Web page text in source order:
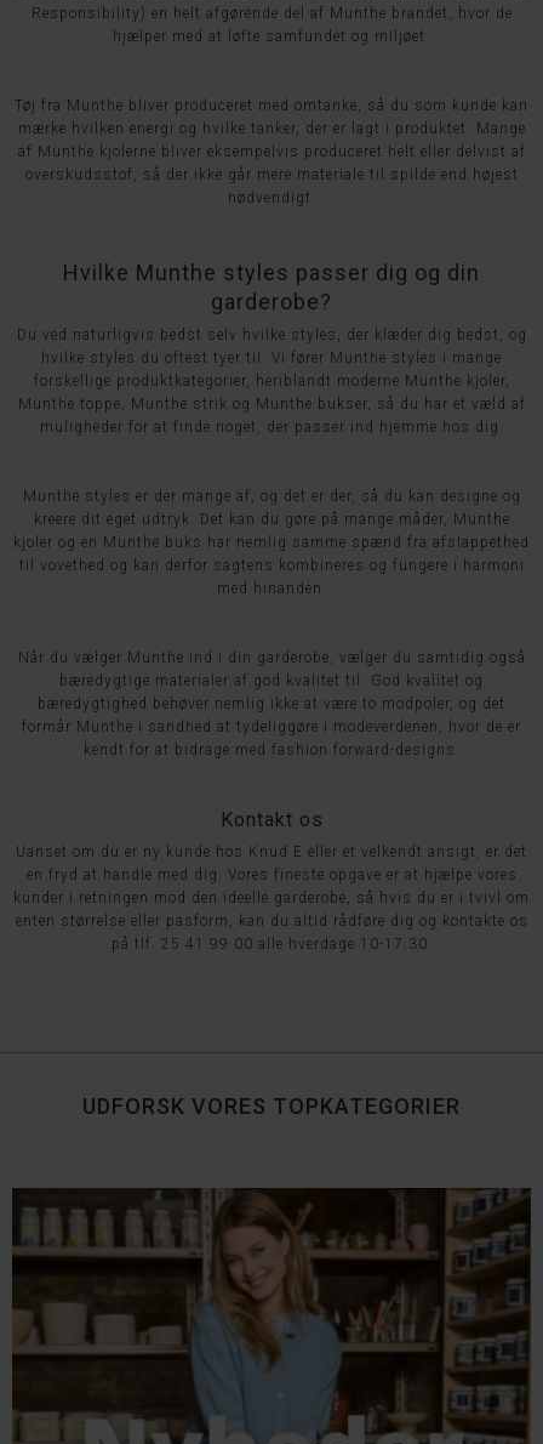
Responsibility) en helt afgørende del af Munthe brandet, hvor de
hjælper med at løfte samfundet og miljøet.
Tøj fra Munthe bliver produceret med omtanke, så du som kunde kan
mærke hvilken energi og hvilke tanker, der er lagt i produktet. Mange
af Munthe kjolerne bliver eksempelvis produceret helt eller delvist af
overskudsstof, så der ikke går mere materiale til spilde end højest
nødvendigt.
Hvilke Munthe styles passer dig og din
garderobe?
Du ved naturligvis bedst selv hvilke styles, der klæder dig bedst, og
hvilke styles du oftest tyer til. Vi fører Munthe styles i mange
forskellige produktkategorier, heriblandt moderne Munthe kjoler,
Munthe toppe, Munthe strik og Munthe bukser, så du har et væld af
muligheder for at finde noget, der passer ind hjemme hos dig.
Munthe styles er der mange af, og det er der, så du kan designe og
kreere dit eget udtryk. Det kan du gøre på mange måder, Munthe
kjoler og en Munthe buks har nemlig samme spænd fra afslappethed
til vovethed og kan derfor sagtens kombineres og fungere i harmoni
med hinanden.
Når du vælger Munthe ind i din garderobe, vælger du samtidig også
bæredygtige materialer af god kvalitet til. God kvalitet og
bæredygtighed behøver nemlig ikke at være to modpoler, og det
formår Munthe i sandhed at tydeliggøre i modeverdenen, hvor de er
kendt for at bidrage med fashion forward-designs.
Kontakt os
Uanset om du er ny kunde hos Knud E eller et velkendt ansigt, er det
en fryd at handle med dig. Vores fineste opgave er at hjælpe vores
kunder i retningen mod den ideelle garderobe, så hvis du er i tvivl om
enten størrelse eller pasform, kan du altid rådføre dig og kontakte os
på tlf. 25 41 99 00 alle hverdage 10-17.30.
UDFORSK VORES TOPKATEGORIER